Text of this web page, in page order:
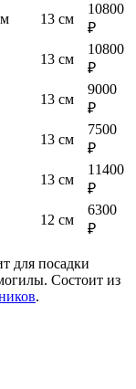
13 см
10800
₽
13 см
10800
₽
13 см
9000
₽
13 см
7500
₽
13 см
11400
₽
12 см
6300
₽
для посадки
Состоит из
.